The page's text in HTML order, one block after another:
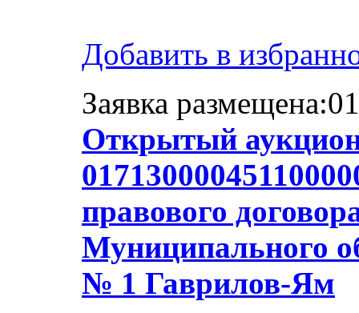
Добавить в
Заявка
Открытый
правового
Муниципального
№ 1 Гаврилов-Ям